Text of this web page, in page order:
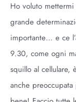
Ho voluto
grande
importante… e ce
9.30, come ogni
squillo al cellulare,
anche